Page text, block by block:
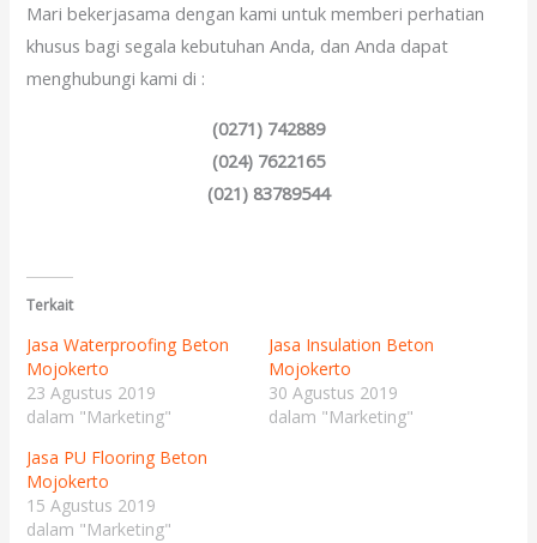
Mari bekerjasama dengan kami untuk memberi perhatian
khusus bagi segala kebutuhan Anda, dan Anda dapat
menghubungi kami di :
(0271) 742889
(024) 7622165
(021) 83789544
Terkait
Jasa Waterproofing Beton
Mojokerto
23 Agustus 2019
dalam "Marketing"
Jasa Insulation Beton
Mojokerto
30 Agustus 2019
dalam "Marketing"
Jasa PU Flooring Beton
Mojokerto
15 Agustus 2019
dalam "Marketing"